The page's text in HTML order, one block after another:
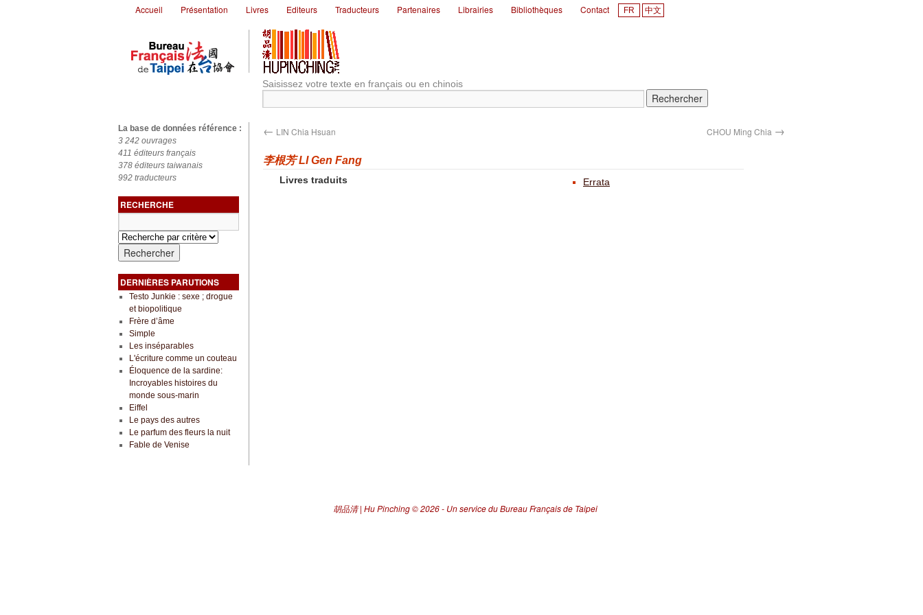
Accueil Présentation Livres Editeurs Traducteurs Partenaires Librairies Bibliothèques Contact FR 中文
Saisissez votre texte en français ou en chinois
La base de données référence :
3 242 ouvrages
411 éditeurs français
378 éditeurs taiwanais
992 traducteurs
RECHERCHE
DERNIÈRES PARUTIONS
Testo Junkie : sexe ; drogue
et biopolitique
Frère d’âme
Simple
Les inséparables
L'écriture comme un couteau
Éloquence de la sardine:
Incroyables histoires du
monde sous-marin
Eiffel
Le pays des autres
Le parfum des fleurs la nuit
Fable de Venise
← LIN Chia Hsuan CHOU Ming Chia →
李根芳 LI Gen Fang
Livres traduits Errata
胡品清 | Hu Pinching© 2026 - Un service du Bureau Français de Taipei